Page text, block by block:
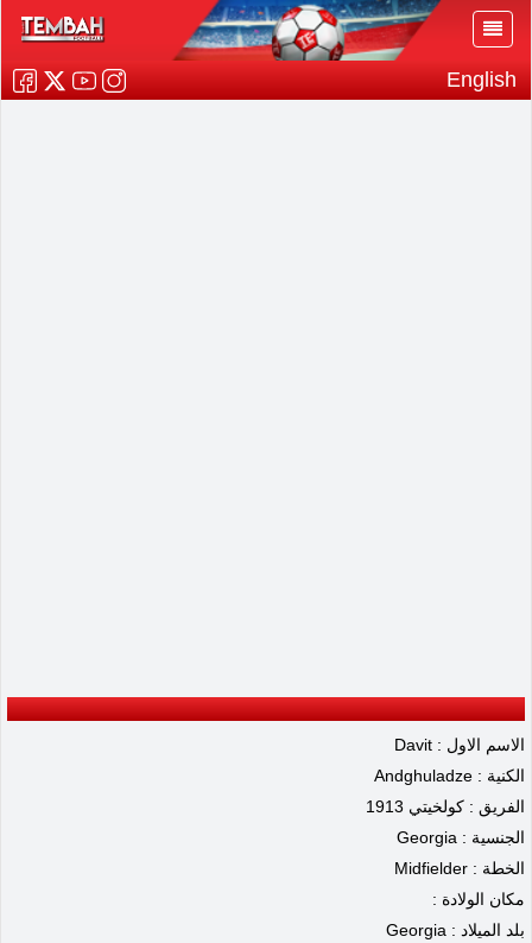
English
الاسم الاول : Davit
الكنية : Andghuladze
الفريق : كولخيتي 1913
الجنسية : Georgia
الخطة : Midfielder
مكان الولادة :
بلد الميلاد : Georgia